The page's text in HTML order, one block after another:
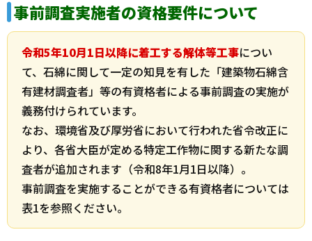
事前調査実施者の資格要件について
令和5年10月1日以降に着工する解体等工事につい
て、石綿に関して一定の知見を有した「建築物石綿含
有建材調査者」等の有資格者による事前調査の実施が
義務付けられています。
なお、環境省及び厚労省において行われた省令改正に
より、各省大臣が定める特定工作物に関する新たな調
査者が追加されます（令和8年1月1日以降）。
事前調査を実施することができる有資格者については
表1を参照ください。